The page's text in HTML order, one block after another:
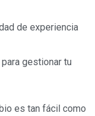
de experiencia
gestionar tu
es tan fácil como